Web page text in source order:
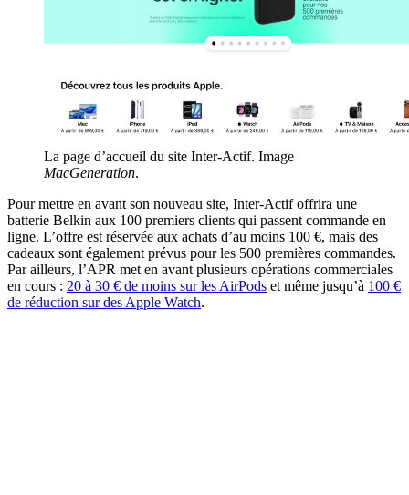
La page d’accueil du site Inter-Actif. Image
MacGeneration.
Pour mettre en avant son nouveau site, Inter-Actif offrira une
batterie Belkin aux 100 premiers clients qui passent commande en
ligne. L’offre est réservée aux achats d’au moins 100 €, mais des
cadeaux sont également prévus pour les 500 premières commandes.
Par ailleurs, l’APR met en avant plusieurs opérations commerciales
en cours : 20 à 30 € de moins sur les AirPods et même jusqu’à 100 €
de réduction sur des Apple Watch.